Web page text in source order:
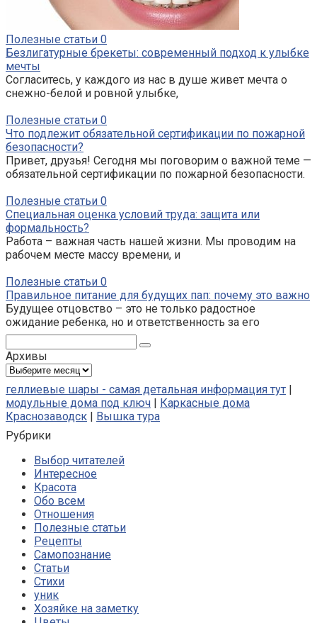
Полезные статьи 0
Безлигатурные брекеты: современный подход к улыбке
мечты
Согласитесь, у каждого из нас в душе живет мечта о
снежно-белой и ровной улыбке,
Полезные статьи 0
Что подлежит обязательной сертификации по пожарной
безопасности?
Привет, друзья! Сегодня мы поговорим о важной теме —
обязательной сертификации по пожарной безопасности.
Полезные статьи 0
Специальная оценка условий труда: защита или
формальность?
Работа – важная часть нашей жизни. Мы проводим на
рабочем месте массу времени, и
Полезные статьи 0
Правильное питание для будущих пап: почему это важно
Будущее отцовство – это не только радостное
ожидание ребенка, но и ответственность за его
Архивы
Архивы
геллиевые шары - самая детальная информация тут |
модульные дома под ключ | Каркасные дома
Краснозаводск | Вышка тура
Рубрики
Выбор читателей
Интересное
Красота
Обо всем
Отношения
Полезные статьи
Рецепты
Самопознание
Статьи
Стихи
уник
Хозяйке на заметку